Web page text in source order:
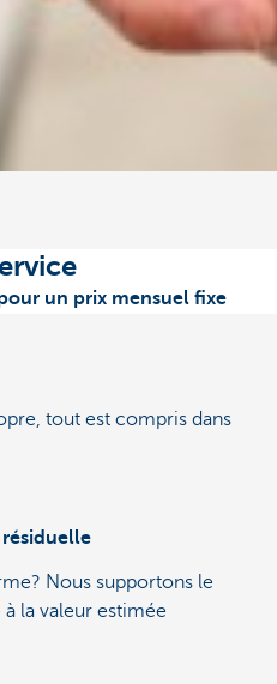
un prix mensuel fixe
tout est compris dans
Nous supportons le
la valeur estimée